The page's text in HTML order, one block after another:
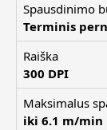
Spausdinimo
Terminis
Raiška
300 DPI
Maksimalus
iki 6.1 m/min